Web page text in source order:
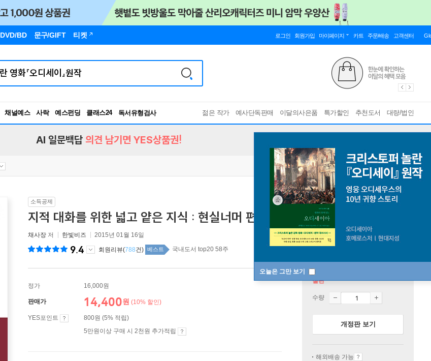
DVD/BD 문구/GIFT 티켓 로그인 회원가입 마이페이지 카트 주문/배송 고객센터
채널예스 사락 예스펀딩 클래스24
독서유형검사
RBTI Lab
젊은 작가 예사단독판매 이달의사은품 특가할인 추천도서 대량/법인
오늘은 그만 보기
AI 일문백답 의견 남기면 YES상품권!
소득공제
지적 대화를 위한 넓고 얕은 지식 : 현실너머 편 철학, 과학, 예술, 종교, 신비 편
채사장 저 한빛비즈 2015년 01월 16일
9.4 회원리뷰(788건) 베스트 국내도서 top20 58주
정가 16,000원
판매가 14,400원 (10% 할인)
YES포인트
800원 (5% 적립)
5만원이상 구매 시 2천원 추가적립
절판
수량
개정판 보기
해외배송 가능